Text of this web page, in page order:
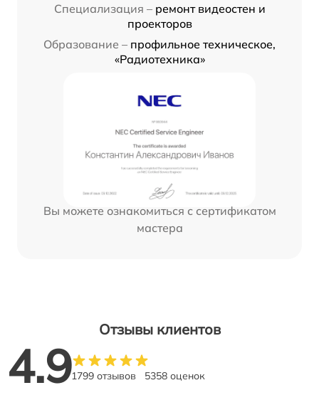
Специализация – ремонт видеостен и
проекторов
Образование – профильное техническое,
«Радиотехника»
Вы можете ознакомиться с сертификатом
мастера
Отзывы клиентов
4.91799 отзывов 5358 оценок